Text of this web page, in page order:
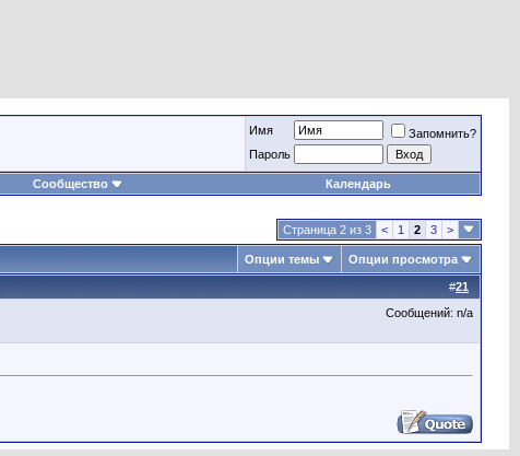
Имя
Запомнить?
Пароль
Сообщество Календарь
Страница 2 из 3 < 1 2 3 >
Опции темы Опции просмотра
#21
Сообщений: n/a